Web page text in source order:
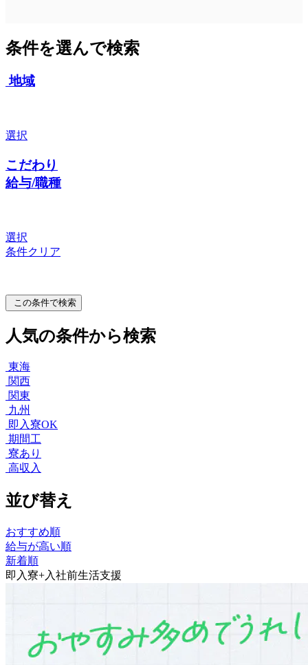
条件を選んで検索
地域
選択
こだわり
給与/職種
選択
条件クリア
この条件で検索
人気の条件から検索
東海
関西
関東
九州
即入寮OK
期間工
寮あり
高収入
並び替え
おすすめ順
給与が高い順
新着順
即入寮+入社前生活支援